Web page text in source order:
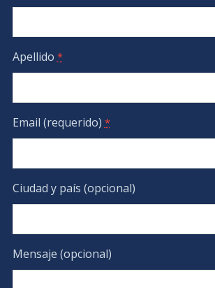
Apellido *
Email (requerido) *
Ciudad y país (opcional)
Mensaje (opcional)